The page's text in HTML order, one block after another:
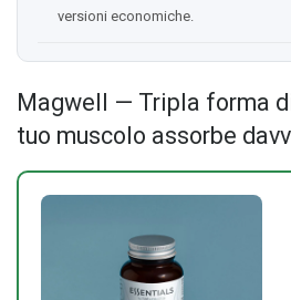
versioni economiche.
Magwell — Tripla forma
tuo muscolo assorbe